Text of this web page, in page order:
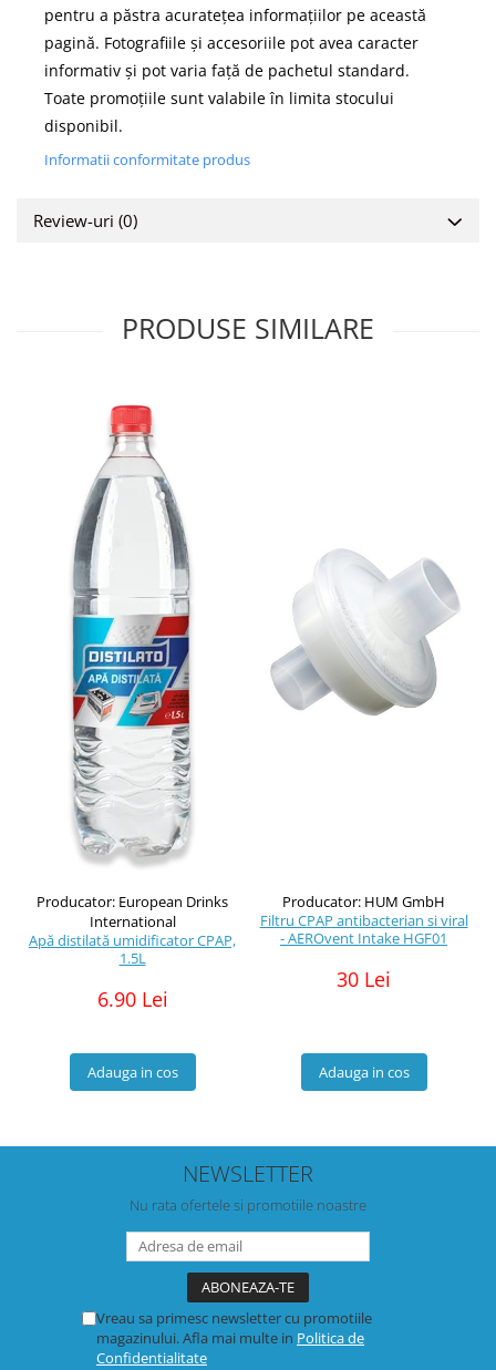
pentru a păstra acuratețea informațiilor pe această
pagină. Fotografiile și accesoriile pot avea caracter
informativ și pot varia față de pachetul standard.
Toate promoțiile sunt valabile în limita stocului
disponibil.
Informatii conformitate produs
Review-uri (0)
PRODUSE SIMILARE
Producator: European Drinks
International
Apă distilată umidificator CPAP,
1.5L
6.90 Lei
Adauga in cos
Producator: HUM GmbH
Filtru CPAP antibacterian si viral
- AEROvent Intake HGF01
30 Lei
Adauga in cos
NEWSLETTER
Nu rata ofertele si promotiile noastre
Vreau sa primesc newsletter cu promotiile
magazinului. Afla mai multe in Politica de
Confidentialitate